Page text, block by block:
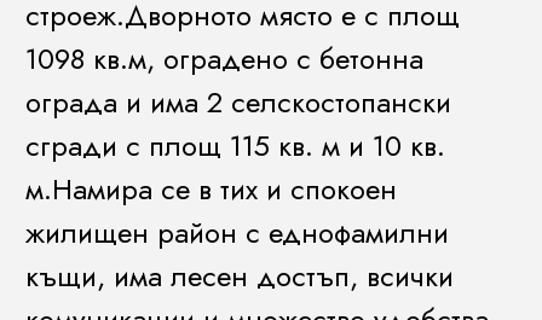
строеж.Дворното място е с площ
1098 кв.м, оградено с бетонна
ограда и има 2 селскостопански
сгради с площ 115 кв. м и 10 кв.
м.Намира се в тих и спокоен
жилищен район с еднофамилни
къщи, има лесен достъп, всички